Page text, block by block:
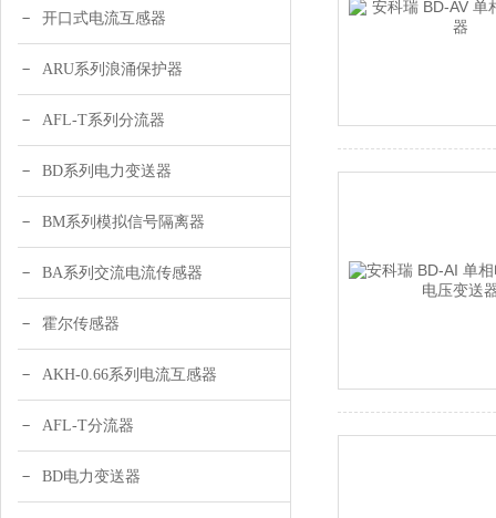
开口式电流互感器
ARU系列浪涌保护器
AFL-T系列分流器
BD系列电力变送器
BM系列模拟信号隔离器
BA系列交流电流传感器
霍尔传感器
AKH-0.66系列电流互感器
AFL-T分流器
BD电力变送器